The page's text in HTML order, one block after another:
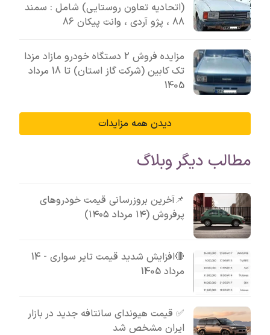
(اتحادیه تعاون روستایی) شامل : سمند
88 ، پژو آردی ، وانت پیکان 86
مزایده فروش 2 دستگاه خودرو مازاد مزدا
تک کابین (شرکت گاز استان) تا 18 مرداد
1405
دیدن همه مزایدات
مطالب دیگر وبلاگ
📌آخرین بروزرسانی قیمت خودروهای
پرفروش (۱۴ مرداد ۱۴۰۵)
🔴افزایش شدید قیمت تایر سواری - 14
مرداد 1405
✅ قیمت هیوندای سانتافه جدید در بازار
ایران مشخص شد